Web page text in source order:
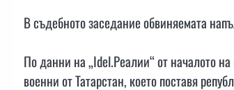
В съдебното заседание обвиняемата
По данни на „Idel.Реалии“ от началото
военни от Татарстан, което поставя